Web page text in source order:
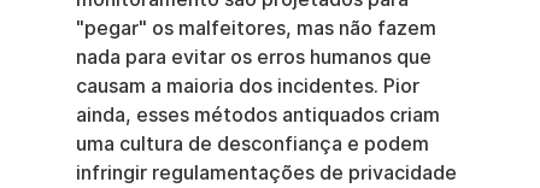
"pegar" os malfeitores, mas não fazem
nada para evitar os erros humanos que
causam a maioria dos incidentes. Pior
ainda, esses métodos antiquados criam
uma cultura de desconfiança e podem
infringir regulamentações de privacidade